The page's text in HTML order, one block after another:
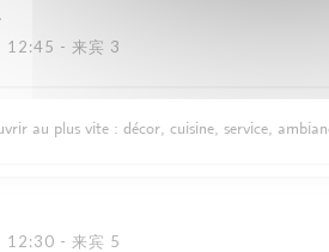
12:45 - 来宾 3
au plus vite : décor, cuisine, service,
12:30 - 来宾 5